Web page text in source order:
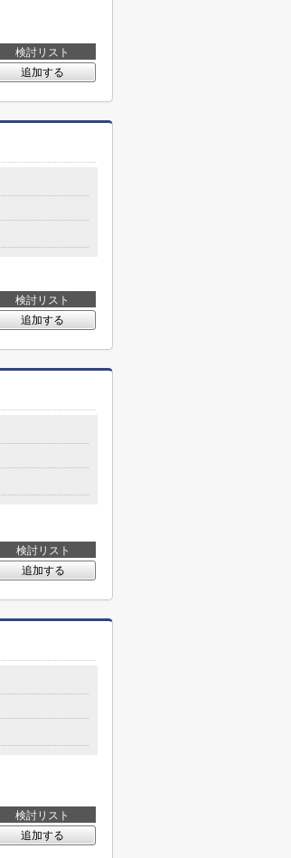
検討リスト
追加する
検討リスト
追加する
検討リスト
追加する
検討リスト
追加する